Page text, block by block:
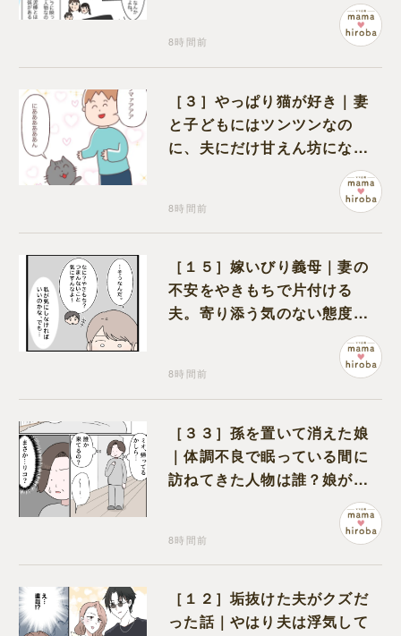
る証拠になるのか期待する
8時間前
［３］やっぱり猫が好き｜妻
と子どもにはツンツンなの
に、夫にだけ甘えん坊になる
8時間前
［１５］嫁いびり義母｜妻の
不安をやきもちで片付ける
夫。寄り添う気のない態度に
8時間前
［３３］孫を置いて消えた娘
｜体調不良で眠っている間に
訪ねてきた人物は誰？娘が戻
ってきたのかと不安になる
8時間前
［１２］垢抜けた夫がクズだ
った話｜やはり夫は浮気して